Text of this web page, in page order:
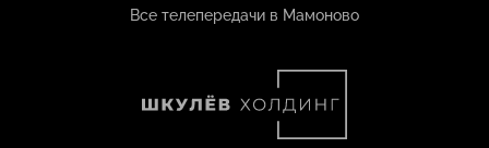
Все телепередачи в Мамоново